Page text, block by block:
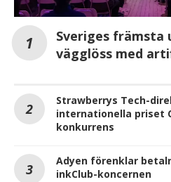
Sveriges främsta
vägglöss med
Strawberrys Tech-
internationella priset
konkurrens
Adyen förenklar
inkClub-koncernen